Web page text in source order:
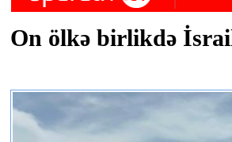
On ölkə birlikdə